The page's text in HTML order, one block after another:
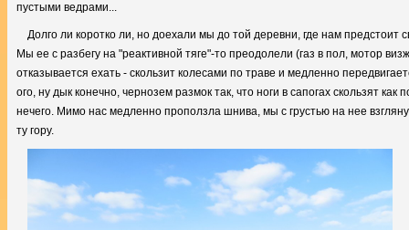
пустыми ведрами...
Долго ли коротко ли, но доехали мы до той деревни, где нам предстоит
Мы ее с разбегу на "реактивной тяге"-то преодолели (газ в пол, мотор
отказывается ехать - скользит колесами по траве и медленно
ого, ну дык конечно, чернозем размок так, что ноги в сапогах скользят
нечего. Мимо нас медленно проползла шнива, мы с грустью на нее
ту гору.